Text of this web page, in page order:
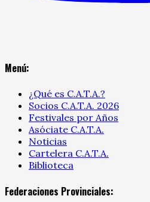
Menú:
¿Qué es C.A.T.A.?
Socios C.A.T.A. 2026
Festivales por Años
Asóciate C.A.T.A.
Noticias
Cartelera C.A.T.A.
Biblioteca
Federaciones Provinciales: